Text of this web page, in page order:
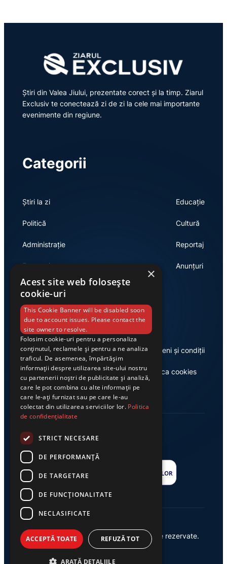
Știri din Valea Jiului, prezentate corect și la timp. Ziarul
Exclusiv te conectează zi de zi la cele mai importante
evenimente din regiune.
Categorii
Știri la zi
Politică
Administrație
Economie
Educație
Cultură
Reportaj
Anunțuri
Link-uri utile
Despre noi
Casa de editură Exclusiv
Termeni și condiții
Politica cookies
© 2026 Ziarul Exclusiv – Toate drepturile rezervate.
Powered by {AW}
×
Acest site web folosește
cookie-uri
This Cookie Banner will be disabled soon
due to account issues. Please contact the
site owner to resolve.
Folosim cookie-uri pentru a personaliza
conținutul, reclamele și pentru a ne analiza
traficul. De asemenea, împărtășim
informații despre utilizarea site-ului nostru
cu partenerii noștri de publicitate și analiză,
care le pot combina cu alte informații pe
care le-ați furnizat sau pe care le-au
colectat din utilizarea serviciilor lor. Politica
de confidențialitate
STRICT NECESARE
DE PERFORMANȚĂ
DE TARGETARE
DE FUNCŢIONALITATE
NECLASIFICATE
ACCEPTĂ TOATE REFUZĂ TOT
ARATĂ DETALIILE